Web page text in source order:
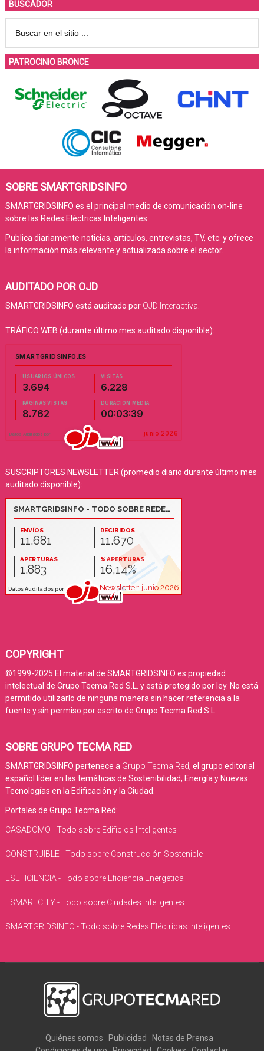
BUSCADOR
PATROCINIO BRONCE
SOBRE SMARTGRIDSINFO
SMARTGRIDSINFO es el principal medio de comunicación on-line
sobre las Redes Eléctricas Inteligentes.
Publica diariamente noticias, artículos, entrevistas, TV, etc. y ofrece
la información más relevante y actualizada sobre el sector.
AUDITADO POR OJD
SMARTGRIDSINFO está auditado por OJD Interactiva
TRÁFICO WEB (durante último mes auditado disponible):
SUSCRIPTORES NEWSLETTER (promedio diario durante último mes
auditado disponible):
COPYRIGHT
©1999-2025 El material de SMARTGRIDSINFO es propiedad
intelectual de Grupo Tecma Red S.L. y está protegido por ley. No está
permitido utilizarlo de ninguna manera sin hacer referencia a la
fuente y sin permiso por escrito de Grupo Tecma Red S.L.
SOBRE GRUPO TECMA RED
SMARTGRIDSINFO pertenece a Grupo Tecma Red, el grupo editorial
español líder en las temáticas de Sostenibilidad, Energía y Nuevas
Tecnologías en la Edificación y la Ciudad.
Portales de Grupo Tecma Red:
CASADOMO - Todo sobre Edificios Inteligentes
CONSTRUIBLE - Todo sobre Construcción Sostenible
ESEFICIENCIA - Todo sobre Eficiencia Energética
ESMARTCITY - Todo sobre Ciudades Inteligentes
SMARTGRIDSINFO - Todo sobre Redes Eléctricas Inteligentes
Quiénes somos Publicidad
Notas de Prensa